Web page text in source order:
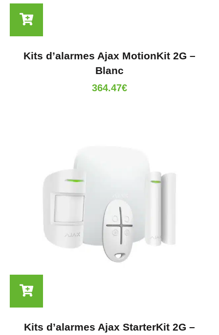
Kits d’alarmes Ajax MotionKit 2G –
Blanc
364.47€
Kits d’alarmes Ajax StarterKit 2G –